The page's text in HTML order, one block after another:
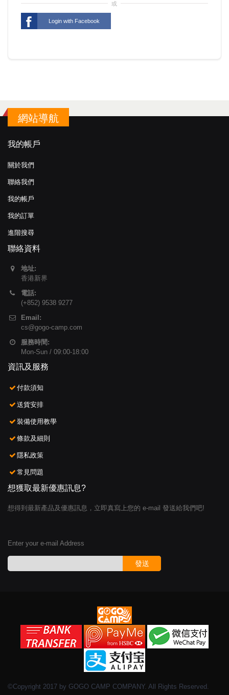
或
Login with Facebook
網站導航
我的帳戶
關於我們
聯絡我們
我的帳戶
我的訂單
進階搜尋
聯絡資料
地址:
香港新界
電話:
(+852) 9538 9277
Email:
cs@gogo-camp.com
服務時間:
Mon-Sun / 09:00-18:00
資訊及服務
付款須知
送貨安排
裝備使用教學
條款及細則
隱私政策
常見問題
想獲取最新優惠訊息?
想得到最新產品及優惠訊息，立即真寫上您的 e-mail 發送給我們吧!
Enter your e-mail Address
發送
©Copyright 2017 by GOGO CAMP COMPANY. All Rights Reserved.